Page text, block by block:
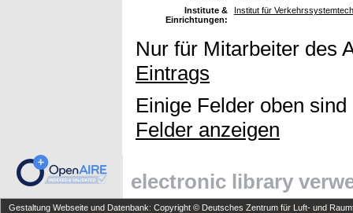
Institute &
Einrichtungen:
Institut für
Nur für Mitarbeiter des
Eintrags
Einige Felder oben
Felder anzeigen
electronic library
Gestaltung Webseite und Datenbank: Copyright © Deutsches Zentrum für Luft- und